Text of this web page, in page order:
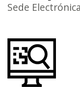
Sede Electrónica